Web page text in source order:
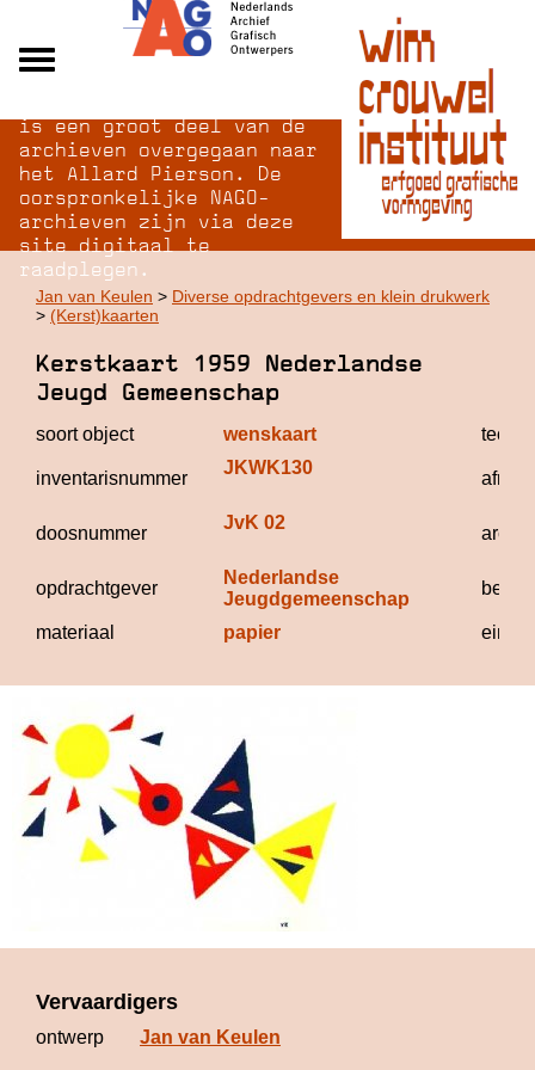
Over NAGO
Over WCI
Inloggen
is een groot deel van de
archieven overgegaan naar
het Allard Pierson. De
oorspronkelijke NAGO-
archieven zijn via deze
site digitaal te
raadplegen.
Jan van Keulen > Diverse opdrachtgevers en klein drukwerk
> (Kerst)kaarten
Kerstkaart 1959 Nederlandse
Jeugd Gemeenschap
soort object wenskaart
inventarisnummer
JKWK130
doosnummer
JvK 02
opdrachtgever
Nederlandse
Jeugdgemeenschap
materiaal papier
Vervaardigers
ontwerp Jan van Keulen